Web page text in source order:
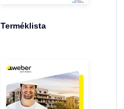
Terméklista